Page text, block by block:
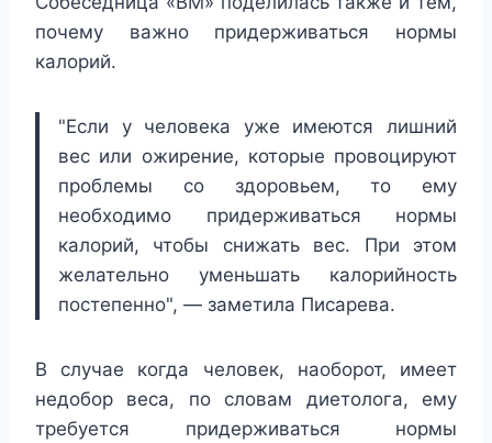
почему важно придерживаться нормы
калорий.
"Если у человека уже имеются лишний
вес или ожирение, которые провоцируют
проблемы со здоровьем, то ему
необходимо придерживаться нормы
калорий, чтобы снижать вес. При этом
желательно уменьшать калорийность
постепенно", — заметила Писарева.
В случае когда человек, наоборот, имеет
недобор веса, по словам диетолога, ему
требуется придерживаться нормы